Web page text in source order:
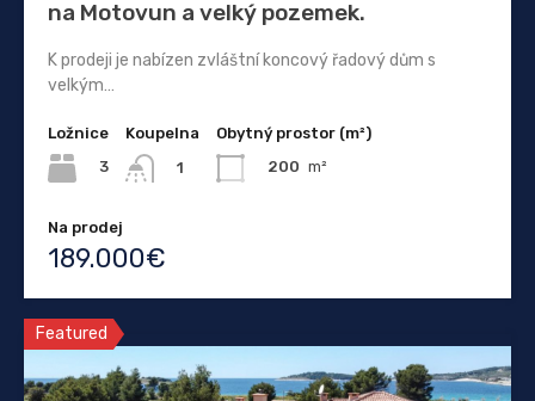
na Motovun a velký pozemek.
K prodeji je nabízen zvláštní koncový řadový dům s
velkým…
Ložnice
3
Koupelna
1
Obytný prostor (m²)
200 m²
Na prodej
189.000€
Featured